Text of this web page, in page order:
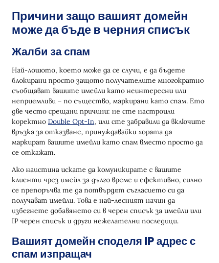
сте включени
2. Отстранете основния проблем
3. Подайте заявка за премахване от черен
4. Проверете настройките за автентикация
5. Загрейте изпращанията си
6. Редовно следете репутацията си
Как да избегнете добавяне в черен списък
Използвайте потвърден и автентичен
Загрейте вашия IP/домейн
Тествайте преди изпращане
Добавете Captcha към формата за абонамент
Следете Ангажираността
Причини защо вашият домейн
може да бъде в черния списък
Жалби за спам
Най-лошото, което може да се случи, е да бъдете
блокирани просто защото получателите многократно
съобщават вашите имейли като неинтересни или
неприемливи – по същество, маркирани като спам. Ето
две често срещани причини: не сте настроили
коректно Double Opt-In, или сте забравили да включите
връзка за отказване, принуждавайки хората да
маркират вашите имейли като спам вместо просто да
се откажат.
Ако наистина искате да комуникирате с вашите
клиенти чрез имейл за дълго време и ефективно, силно
се препоръчва те да потвърдят съгласието си да
получават имейли. Това е най-лесният начин да
избегнете добавянето си в черен списък за имейли или
IP черен списък и други нежелателни последици.
Вашият домейн споделя IP адрес с
спам изпращач